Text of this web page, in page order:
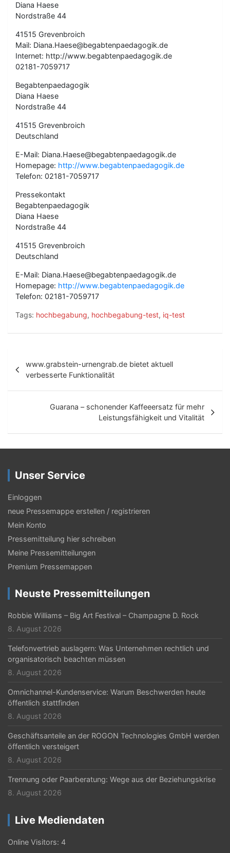
Diana Haese
Nordstraße 44
41515 Grevenbroich
Mail: Diana.Haese@begabtenpaedagogik.de
Internet: http://www.begabtenpaedagogik.de
02181-7059717
Begabtenpaedagogik
Diana Haese
Nordstraße 44
41515 Grevenbroich
Deutschland
E-Mail: Diana.Haese@begabtenpaedagogik.de
Homepage: http://www.begabtenpaedagogik.de
Telefon: 02181-7059717
Pressekontakt
Begabtenpaedagogik
Diana Haese
Nordstraße 44
41515 Grevenbroich
Deutschland
E-Mail: Diana.Haese@begabtenpaedagogik.de
Homepage: http://www.begabtenpaedagogik.de
Telefon: 02181-7059717
Tags: hochbegabung, hochbegabung-test, iq-test
e
i
a
s
-
N
a
v
i
g
a
t
i
o
n
www.grabstein-urnengrab.de bietet aktuell
verbesserte Funktionalität
Guarana – schonender Kaffeeersatz für mehr
Leistungsfähigkeit und Vitalität
Unser Service
Einloggen
neue Pressemappe erstellen / registrieren
Mein Konto
Pressemitteilung hier schreiben
Meine Pressemitteilungen
Premium Pressemappen
Neuste Pressemitteilungen
Robbie Williams – Big Art Festival – Champagne D. Rock
8. August 2026
Telefonvertrieb auslagern: Was Unternehmen rechtlich und
organisatorisch beachten müssen
8. August 2026
Omnichannel-Kundenservice: Warum Beschwerden heute
öffentlich stattfinden
8. August 2026
Geschäftsanteile an der ROGON Technologies GmbH werden
öffentlich versteigert
8. August 2026
Trennung oder Paarberatung: Wege aus der Beziehungskrise
8. August 2026
Live Mediendaten
Online Visitors: 4